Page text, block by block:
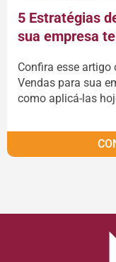
5 Estratégias
sua empresa
Confira esse
Vendas para sua
como aplicá-las